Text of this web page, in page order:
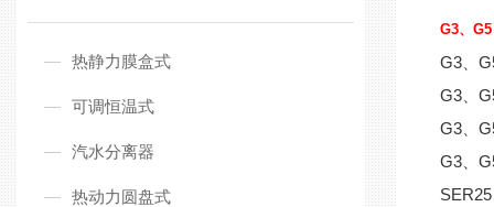
热静力膜盒式
可调恒温式
汽水分离器
热动力圆盘式
G3、
G3、
G3、
G3、
G3、